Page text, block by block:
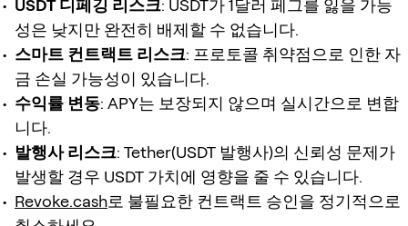
USDT 디페깅 리스크: USDT가 1달러 페그를 잃을 가능
성은 낮지만 완전히 배제할 수 없습니다.
스마트 컨트랙트 리스크: 프로토콜 취약점으로 인한 자
금 손실 가능성이 있습니다.
수익률 변동: APY는 보장되지 않으며 실시간으로 변합
니다.
발행사 리스크: Tether(USDT 발행사)의 신뢰성 문제가
발생할 경우 USDT 가치에 영향을 줄 수 있습니다.
Revoke.cash로 불필요한 컨트랙트 승인을 정기적으로